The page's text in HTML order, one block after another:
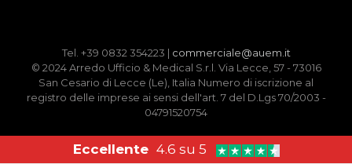
Tel. +39 0832 354223 | commerciale@auem.it
© 2024 Arredo Ufficio & Medical S.r.l. Via Lecce, 57 - 73016
San Cesario di Lecce (Le), Italia Numero di iscrizione al
registro delle imprese ai sensi dell'art. 7 del D.Lgs 70/2003 -
04791520754
Eccellente 4.6 su 5